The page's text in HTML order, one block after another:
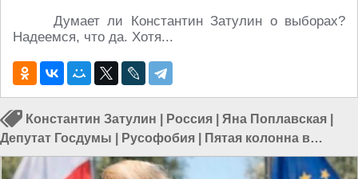
Думает ли Константин Затулин о выборах?
Надеемся, что да. Хотя...
Константин Затулин Россия Яна Поплавская
Депутат Госдумы
Русофобия
Пятая колонна в
России|Мигранты в России